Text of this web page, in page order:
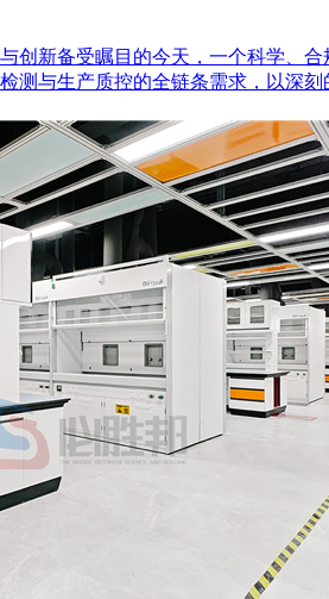
创新备受瞩目的今天，一个科学、
测与生产质控的全链条需求，以深